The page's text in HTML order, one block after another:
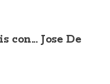
con... Jose De